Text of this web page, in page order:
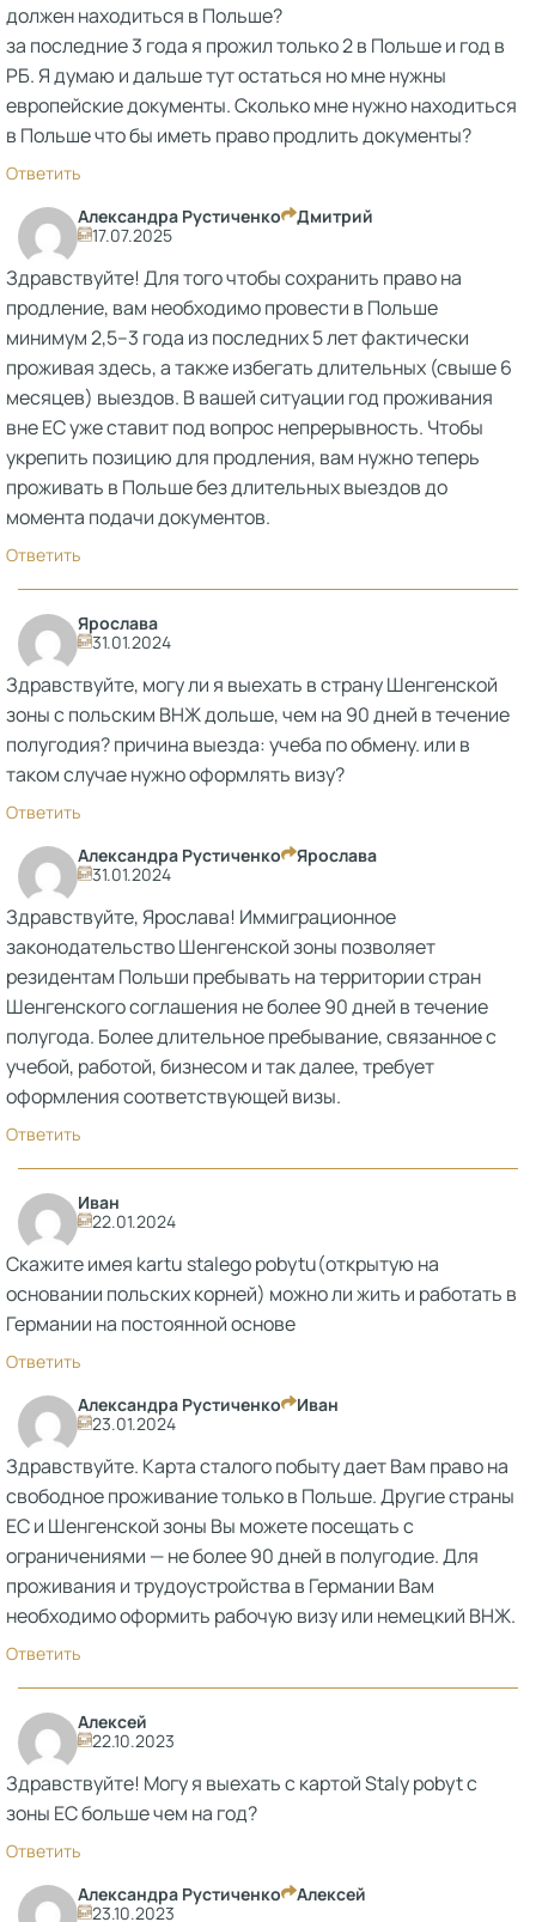
должен находиться в Польше?
за последние 3 года я прожил только 2 в Польше и год в
РБ. Я думаю и дальше тут остаться но мне нужны
европейские документы. Сколько мне нужно находиться
в Польше что бы иметь право продлить документы?
Ответить
Александра Рустиченко
Дмитрий
17.07.2025
Здравствуйте! Для того чтобы сохранить право на
продление, вам необходимо провести в Польше
минимум 2,5–3 года из последних 5 лет фактически
проживая здесь, а также избегать длительных (свыше 6
месяцев) выездов. В вашей ситуации год проживания
вне ЕС уже ставит под вопрос непрерывность. Чтобы
укрепить позицию для продления, вам нужно теперь
проживать в Польше без длительных выездов до
момента подачи документов.
Ответить
Ярослава
31.01.2024
Здравствуйте, могу ли я выехать в страну Шенгенской
зоны с польским ВНЖ дольше, чем на 90 дней в течение
полугодия? причина выезда: учеба по обмену. или в
таком случае нужно оформлять визу?
Ответить
Александра Рустиченко
Ярослава
31.01.2024
Здравствуйте, Ярослава! Иммиграционное
законодательство Шенгенской зоны позволяет
резидентам Польши пребывать на территории стран
Шенгенского соглашения не более 90 дней в течение
полугода. Более длительное пребывание, связанное с
учебой, работой, бизнесом и так далее, требует
оформления соответствующей визы.
Ответить
Иван
22.01.2024
Скажите имея kartu stalego pobytu(открытую на
основании польских корней) можно ли жить и работать в
Германии на постоянной основе
Ответить
Александра Рустиченко
Иван
23.01.2024
Здравствуйте. Карта сталого побыту дает Вам право на
свободное проживание только в Польше. Другие страны
ЕС и Шенгенской зоны Вы можете посещать с
ограничениями — не более 90 дней в полугодие. Для
проживания и трудоустройства в Германии Вам
необходимо оформить рабочую визу или немецкий ВНЖ.
Ответить
Алексей
22.10.2023
Здравствуйте! Могу я выехать с картой Staly pobyt с
зоны ЕС больше чем на год?
Ответить
Александра Рустиченко
Алексей
23.10.2023